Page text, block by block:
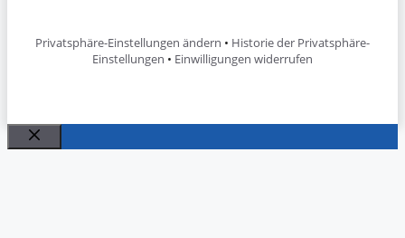
Privatsphäre-Einstellungen ändern • Historie der Privatsphäre-
Einstellungen • Einwilligungen widerrufen
Schließen